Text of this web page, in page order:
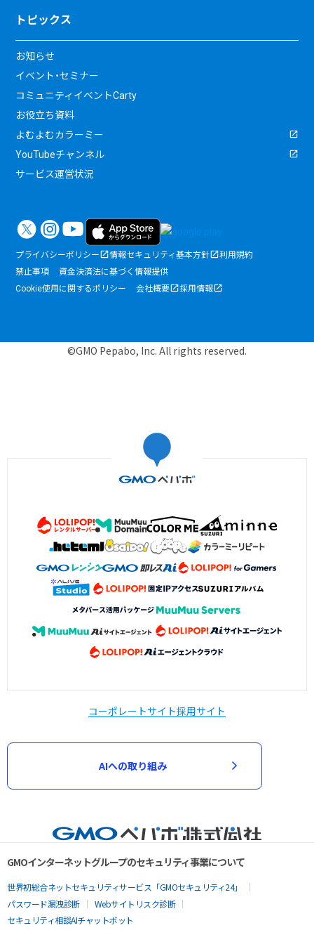
トピックス
お知らせ
イベント・セミナー
コミュニティイベントCarty
お役立ち資料
よむよむカラーミー
YouTubeチャンネル
サービス運営状況
プライバシーポリシー 情報セキュリティ基本方針
利用規約
禁止事項
資金決済法に基づく情報提供
Cookie使用に関するポリシー
会社概要 採用情報
©GMO Pepabo, Inc. All rights reserved.
コーポレートサイト採用サイト
AIへの取り組み
GMOインターネットグループのセキュリティ事業について
世界初総合ネットセキュリティサービス「GMOセキュリティ24」
パスワード漏洩診断
Webサイトリスク診断
セキュリティ相談AIチャットボット